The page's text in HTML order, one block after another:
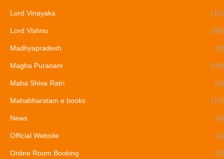
Lord Vinayaka (12)
Lord Vishnu (56)
Madhyapradesh (8)
Magha Puranam (30)
Maha Shiva Ratri (4)
Mahabharatam e books (17)
News (6)
Official Website (4)
Online Room Booking (3)